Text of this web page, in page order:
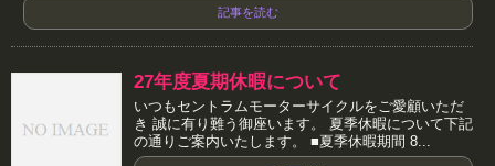
記事を読む
27年度夏期休暇について
いつもセントラムモーターサイクルをご愛顧いただ
き 誠に有り難う御座います。 夏季休暇について下記
の通りご案内いたします。 ■夏季休暇期間 8...